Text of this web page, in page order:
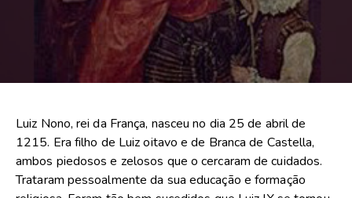
Luiz Nono, rei da França, nasceu no dia 25 de abril de
1215. Era filho de Luiz oitavo e de Branca de Castella,
ambos piedosos e zelosos que o cercaram de cuidados.
Trataram pessoalmente da sua educação e formação